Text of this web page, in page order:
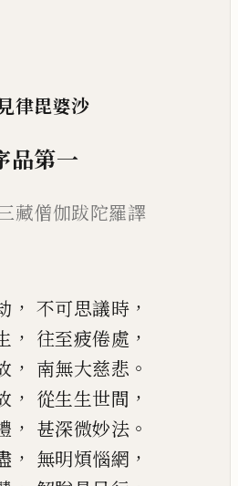
律毘婆沙
品第一
藏僧伽跋陀羅譯
， 不可思議時 ，
， 往至疲倦處 ，
， 南無大慈悲 。
， 從生生世間 ，
， 甚深微妙法 。
， 無明煩惱網 ，